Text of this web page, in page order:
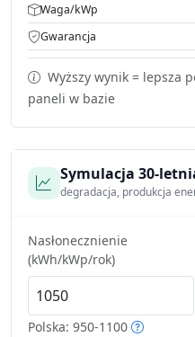
Waga/kWp
Gwarancja
Wyższy wynik = lepsza
paneli w bazie
Symulacja 30-
degradacja, produkcja
Nasłonecznienie
(kWh/kWp/rok)
Polska: 950-1100